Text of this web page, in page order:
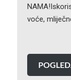
voće,